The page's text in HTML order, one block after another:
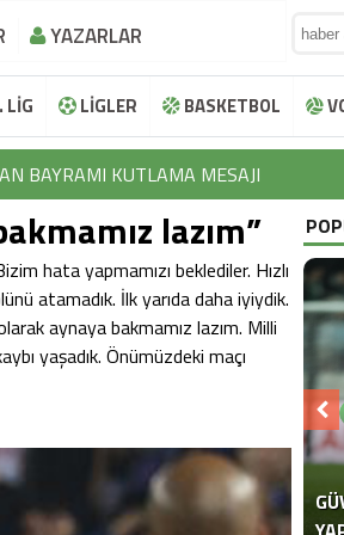
YAZARLAR
LİG LİGLER BASKETBOL
BAYRAMI KUTLAMA MESAJI
KURBAN BAYRAMI KUTLAMA
KURBAN BAYRAMI KUTLAMA MESAJI
BAYRAMI KUTLAMA MESAJI
BAYRAMI KUTLAMA MESAJI
BAYRAMI KUTLAMA MESAJI
KURBAN BAYRAMI KUTLAMA
KURBAN BAYRAMI KUTLAMA MESAJI
lazım”
hata yapmamızı beklediler. Hızlı
atamadık. İlk yarıda daha iyiydik.
aynaya bakmamız lazım. Milli
yaşadık. Önümüzdeki maçı